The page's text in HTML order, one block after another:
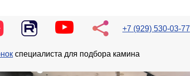
+7 (929) 530-03-77
специалиста для подбора камина